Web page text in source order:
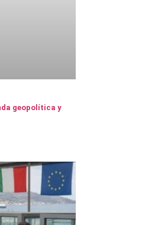
geopolítica y